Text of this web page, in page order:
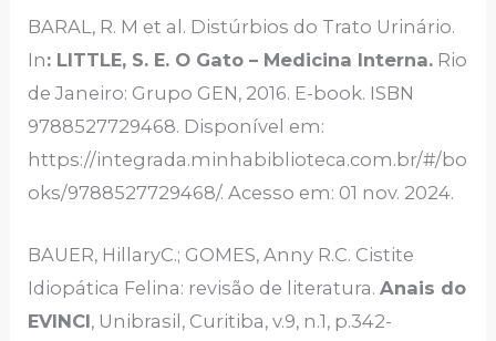
BARAL, R. M et al. Distúrbios do Trato Urinário.
In: LITTLE, S. E. O Gato – Medicina Interna. Rio
de Janeiro: Grupo GEN, 2016. E-book. ISBN
9788527729468. Disponível em:
https://integrada.minhabiblioteca.com.br/#/bo
oks/9788527729468/. Acesso em: 01 nov. 2024.
BAUER, HillaryC.; GOMES, Anny R.C. Cistite
Idiopática Felina: revisão de literatura.Anais do
EVINCI, Unibrasil, Curitiba, v.9, n.1, p.342-